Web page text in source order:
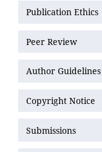
Publication Ethics
Peer Review
Author Guidelines
Copyright Notice
Submissions